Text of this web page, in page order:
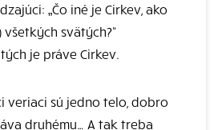
„Čo iné je Cirkev, ako
všetkých svätých?“
je práve Cirkev.
veriaci sú jedno telo, dobro
druhému… A tak treba